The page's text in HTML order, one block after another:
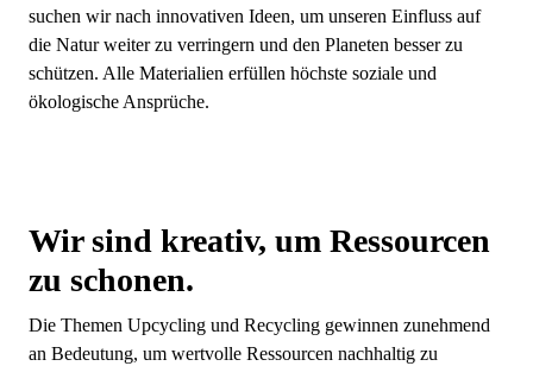
suchen wir nach innovativen Ideen, um unseren Einfluss auf
die Natur weiter zu verringern und den Planeten besser zu
schützen. Alle Materialien erfüllen höchste soziale und
ökologische Ansprüche.
Wir sind kreativ, um Ressourcen
zu schonen.
Die Themen Upcycling und Recycling gewinnen zunehmend
an Bedeutung, um wertvolle Ressourcen nachhaltig zu